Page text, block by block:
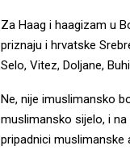
Za Haag i haagizam u
priznaju i hrvatske
Selo, Vitez, Doljane,
Ne, nije imuslimansko
muslimansko sijelo, i
pripadnici muslimanske